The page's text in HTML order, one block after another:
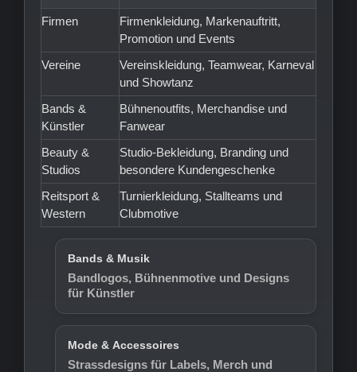
Firmen
Firmenkleidung, Markenauftritt,
Promotion und Events
Vereine
Vereinskleidung, Teamwear, Karneval
und Showtanz
Bands &
Künstler
Bühnenoutfits, Merchandise und
Fanwear
Beauty &
Studios
Studio-Bekleidung, Branding und
besondere Kundengeschenke
Reitsport &
Western
Turnierkleidung, Stallteams und
Clubmotive
Bands & Musik
Bandlogos, Bühnenmotive und Designs
für Künstler
Mode & Accessoires
Strassdesigns für Labels, Merch und